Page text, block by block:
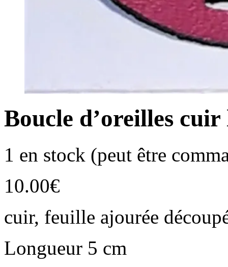
Boucle d’oreilles cuir
1 en stock (peut être
10.00€
cuir, feuille ajourée
Longueur 5 cm